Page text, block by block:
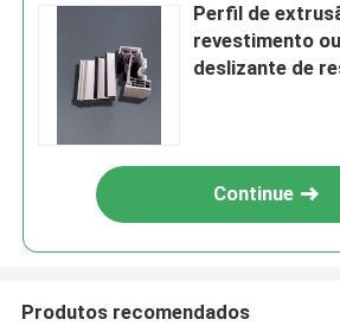
Perfil de
revestimento
deslizante de
Continue
Produtos recomendados